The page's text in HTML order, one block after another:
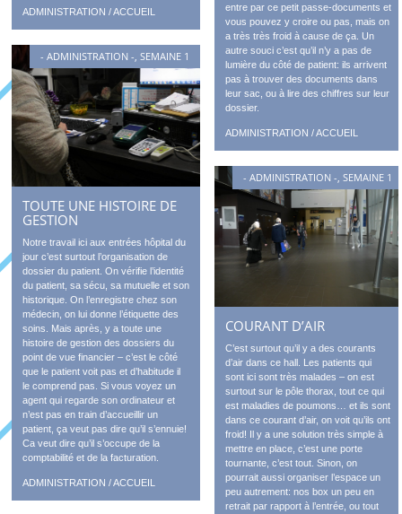
ADMINISTRATION / ACCUEIL
entre par ce petit passe-documents et
vous pouvez y croire ou pas, mais on
a très très froid à cause de ça. Un
autre souci c’est qu’il n’y a pas de
lumière du côté de patient: ils arrivent
pas à trouver des documents dans
leur sac, ou à lire des chiffres sur leur
dossier.
ADMINISTRATION / ACCUEIL
- ADMINISTRATION -,SEMAINE 1
TOUTE UNE HISTOIRE DE
GESTION
Notre travail ici aux entrées hôpital du
jour c’est surtout l’organisation de
dossier du patient. On vérifie l’identité
du patient, sa sécu, sa mutuelle et son
historique. On l’enregistre chez son
médecin, on lui donne l’étiquette des
soins. Mais après, y a toute une
histoire de gestion des dossiers du
point de vue financier – c’est le côté
que le patient voit pas et d’habitude il
le comprend pas. Si vous voyez un
agent qui regarde son ordinateur et
n’est pas en train d’accueillir un
patient, ça veut pas dire qu’il s’ennuie!
Ca veut dire qu’il s’occupe de la
comptabilité et de la facturation.
ADMINISTRATION / ACCUEIL
- ADMINISTRATION - ,SEMAINE 1
COURANT D’AIR
C’est surtout qu’il y a des courants
d’air dans ce hall. Les patients qui
sont ici sont très malades – on est
surtout sur le pôle thorax, tout ce qui
est maladies de poumons… et ils sont
dans ce courant d’air, on voit qu’ils ont
froid! Il y a une solution très simple à
mettre en place, c’est une porte
tournante, c’est tout. Sinon, on
pourrait aussi organiser l’espace un
peu autrement: nos box un peu en
retrait par rapport à l’entrée, ou tout